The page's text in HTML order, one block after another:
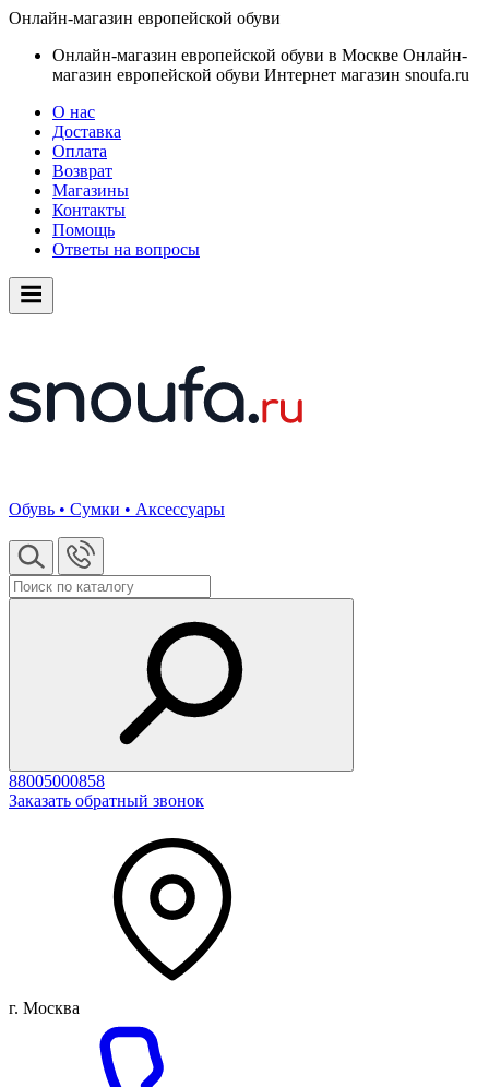
Онлайн-магазин европейской обуви
Онлайн-магазин европейской обуви в Москве Онлайн-
магазин европейской обуви Интернет магазин snoufa.ru
О нас
Доставка
Оплата
Возврат
Магазины
Контакты
Помощь
Ответы на вопросы
Обувь • Сумки • Аксессуары
88005000858
Заказать обратный звонок
г. Москва